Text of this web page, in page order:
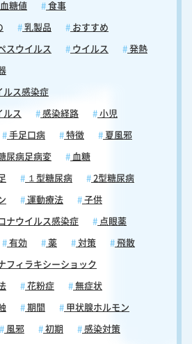
血糖値 食事
乳製品 おすすめ
スウイルス ウイルス 発熱
ルス感染症
ルス 感染経路 小児
手足口病 特徴 夏風邪
尿病足病変 血糖
１型糖尿病 2型糖尿病
運動療法 子供
ナウイルス感染症 点眼薬
有効 薬 対策 飛散
フィラキシーショック
花粉症 無症状
期間 甲状腺ホルモン
風邪 初期 感染対策